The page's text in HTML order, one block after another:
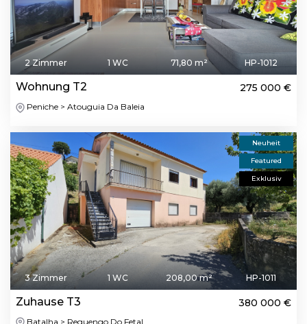
2 Zimmer 1 WC 71,80 m² HP-1012
Wohnung T2 275 000 €
Peniche > Atouguia Da Baleia
Neuheit
Featured
Exklusiv
3 Zimmer 1 WC 208,00 m² HP-1011
Zuhause T3 380 000 €
Batalha > Reguengo Do Fetal